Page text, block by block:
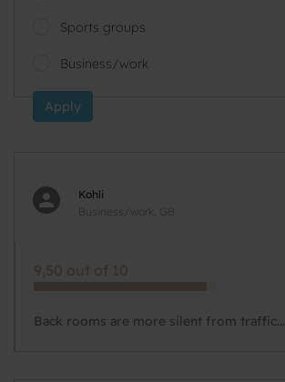
Sports groups
Business/work
Apply
Kohli
Business/work, GB
9,50 out of 10
Back rooms are more silent from traffic...